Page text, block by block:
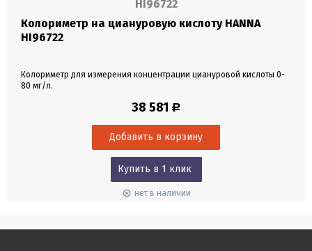
HI96722
Колориметр на циануровую кислоту HANNA
HI96722
Колориметр для измерения концентрации циануровой кислоты 0-
80 мг/л.
38 581 Р
Купить в 1 клик
нет в наличии